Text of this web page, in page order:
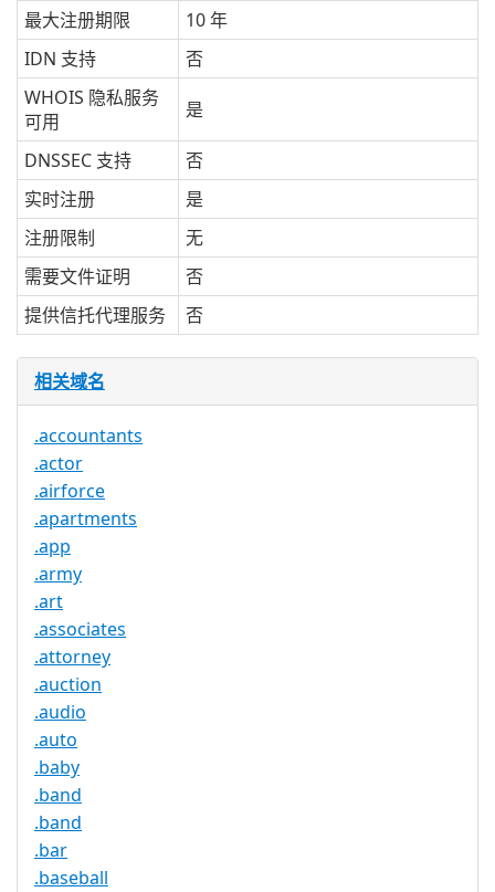
最大注册期限
10 年
IDN 支持
否
WHOIS 隐私服务
可用
是
DNSSEC 支持
否
实时注册
是
注册限制
无
需要文件证明
否
提供信托代理服务
否
相关域名
.accountants
.actor
.airforce
.apartments
.app
.army
.art
.associates
.attorney
.auction
.audio
.auto
.baby
.band
.band
.bar
.baseball